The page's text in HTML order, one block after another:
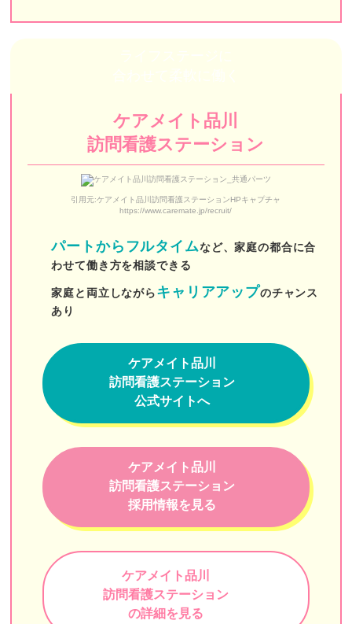
あまね看護ステーション
訪問看護ステーションはなえみ
訪問看護ステーションナースであんしん
アロハ・マナ訪問看護リハビリステーション
セコム訪問看護ステーション
さくら訪問看護リハビリステーション
かのん訪問看護ステーション
荏原訪問看護ステーション
ゆみのハートクリニック
訪問看護ステーション春
こまぎの訪問看護ステーション天馬
自由が丘訪問看護ステーション
代々木訪問看護ステーション
ケアメイト品川
訪問看護ステーション
引用元:ケアメイト品川訪問看護ステーションHPキャプチャ
https://www.caremate.jp/recruit/
パートからフルタイムなど、家庭の都合に合
わせて働き方を相談できる
家庭と両立しながらキャリアアップのチャンス
あり
ケアメイト品川
訪問看護ステーション
公式サイトへ
ケアメイト品川
訪問看護ステーション
採用情報を見る
ケアメイト品川
訪問看護ステーション
の詳細を見る